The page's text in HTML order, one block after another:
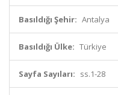
Basıldığı Şehir: Antalya
Basıldığı Ülke: Türkiye
Sayfa Sayıları: ss.1-28